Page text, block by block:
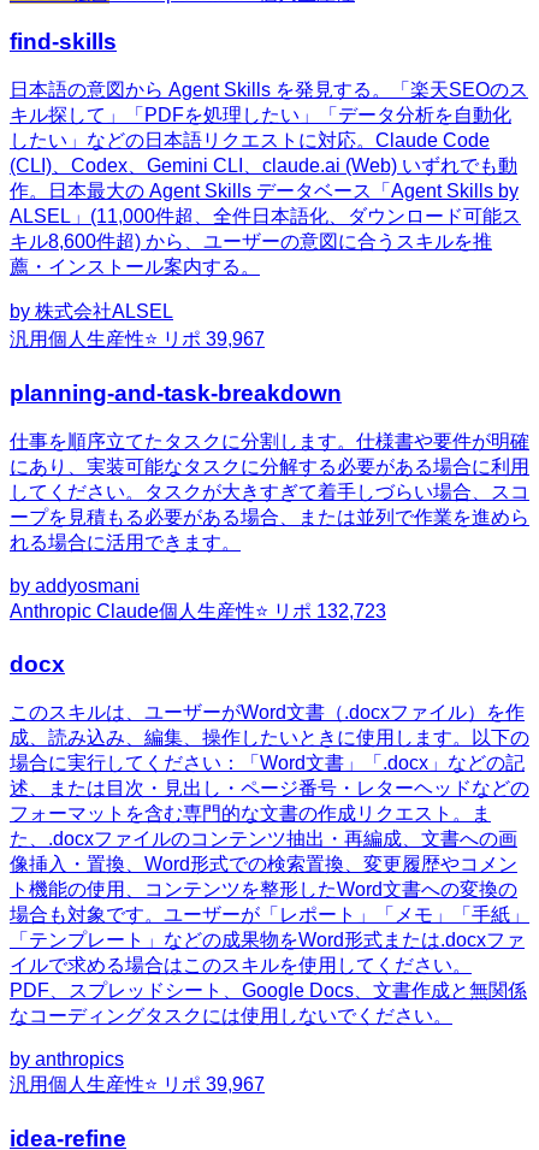
find-skills
日本語の意図から Agent Skills を発見する。「楽天SEOのス
キル探して」「PDFを処理したい」「データ分析を自動化
したい」などの日本語リクエストに対応。Claude Code
(CLI)、Codex、Gemini CLI、claude.ai (Web) いずれでも動
作。日本最大の Agent Skills データベース「Agent Skills by
ALSEL」(11,000件超、全件日本語化、ダウンロード可能ス
キル8,600件超) から、ユーザーの意図に合うスキルを推
薦・インストール案内する。
by 株式会社ALSEL
汎用個人生産性⭐ リポ 39,967
planning-and-task-breakdown
仕事を順序立てたタスクに分割します。仕様書や要件が明確
にあり、実装可能なタスクに分解する必要がある場合に利用
してください。タスクが大きすぎて着手しづらい場合、スコ
ープを見積もる必要がある場合、または並列で作業を進めら
れる場合に活用できます。
by addyosmani
Anthropic Claude個人生産性⭐ リポ 132,723
docx
このスキルは、ユーザーがWord文書（.docxファイル）を作
成、読み込み、編集、操作したいときに使用します。以下の
場合に実行してください：「Word文書」「.docx」などの記
述、または目次・見出し・ページ番号・レターヘッドなどの
フォーマットを含む専門的な文書の作成リクエスト。ま
た、.docxファイルのコンテンツ抽出・再編成、文書への画
像挿入・置換、Word形式での検索置換、変更履歴やコメン
ト機能の使用、コンテンツを整形したWord文書への変換の
場合も対象です。ユーザーが「レポート」「メモ」「手紙」
「テンプレート」などの成果物をWord形式または.docxファ
イルで求める場合はこのスキルを使用してください。
PDF、スプレッドシート、Google Docs、文書作成と無関係
なコーディングタスクには使用しないでください。
by anthropics
汎用個人生産性⭐ リポ 39,967
idea-refine